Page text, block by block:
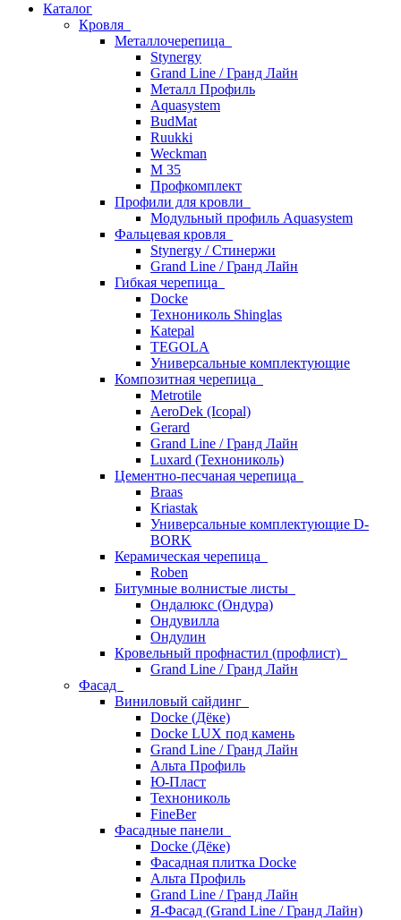
Каталог
Кровля
Металлочерепица
Stynergy
Grand Line / Гранд Лайн
Металл Профиль
Aquasystem
BudMat
Ruukki
Weckman
М 35
Профкомплект
Профили для кровли
Модульный профиль Aquasystem
Фальцевая кровля
Stynergy / Стинержи
Grand Line / Гранд Лайн
Гибкая черепица
Docke
Технониколь Shinglas
Katepal
TEGOLA
Универсальные комплектующие
Композитная черепица
Metrotile
AeroDek (Icopal)
Gerard
Grand Line / Гранд Лайн
Luxard (Технониколь)
Цементно-песчаная черепица
Braas
Kriastak
Универсальные комплектующие D-
BORK
Керамическая черепица
Roben
Битумные волнистые листы
Ондалюкс (Ондура)
Ондувилла
Ондулин
Кровельный профнастил (профлист)
Grand Line / Гранд Лайн
Фасад
Виниловый сайдинг
Docke (Дёке)
Docke LUX под камень
Grand Line / Гранд Лайн
Альта Профиль
Ю-Пласт
Технониколь
FineBer
Фасадные панели
Docke (Дёке)
Фасадная плитка Docke
Альта Профиль
Grand Line / Гранд Лайн
Я-Фасад (Grand Line / Гранд Лайн)